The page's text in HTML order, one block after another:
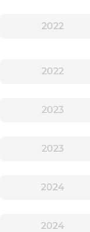
2022
2022
2023
2023
2024
2024